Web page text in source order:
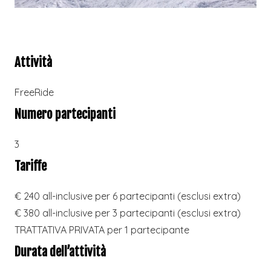
Attività
FreeRide
Numero partecipanti
3
Tariffe
€ 240 all-inclusive per 6 partecipanti (esclusi extra)
€ 380 all-inclusive per 3 partecipanti (esclusi extra)
TRATTATIVA PRIVATA per 1 partecipante
Durata dell’attività